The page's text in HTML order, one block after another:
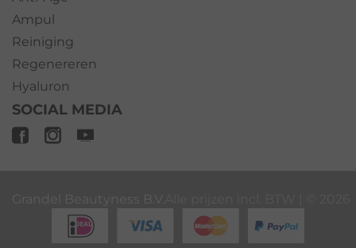
Ampul
Reiniging
Regenereren
Hyaluron
SOCIAL MEDIA
Grandel Beautyness B.V.